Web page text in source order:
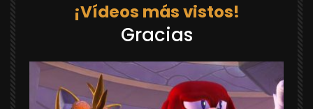
¡Vídeos más vistos!
Gracias